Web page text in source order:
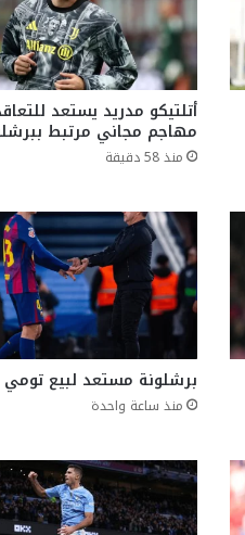
أتلتيكو مدريد يستعد
مهاجم مجاني مرتبط
منذ 58 دقيقة
برشلونة مستعد لبيع تومي
منذ ساعة واحدة